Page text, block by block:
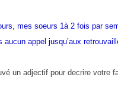
mes soeurs 1à 2 fois par
appel jusqu’aux
un adjectif pour decrire votre